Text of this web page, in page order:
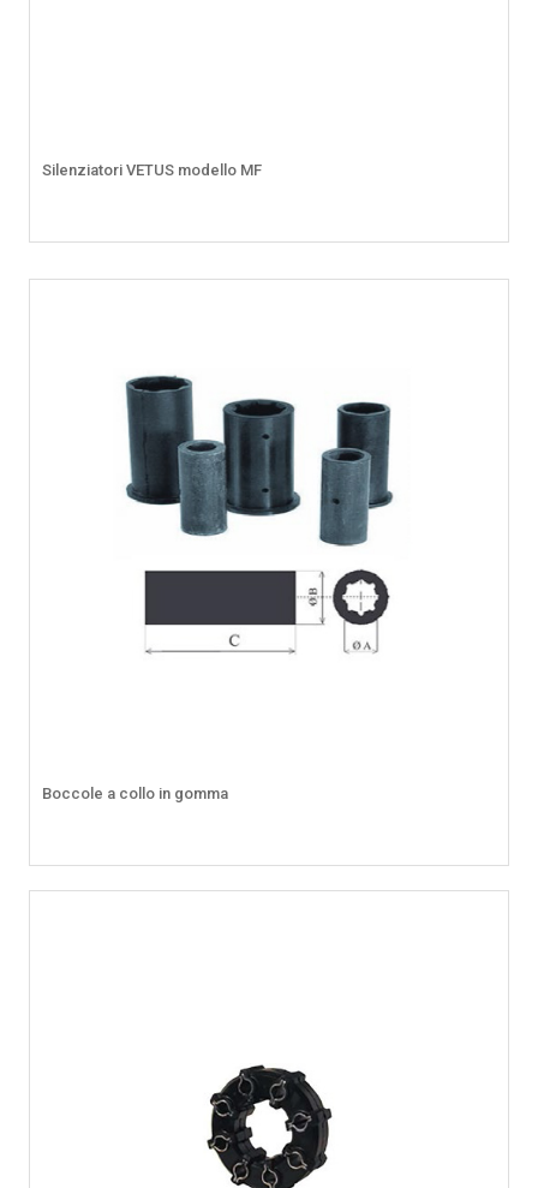
Silenziatori VETUS modello MF
Boccole a collo in gomma